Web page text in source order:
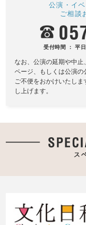
公演・イ
ご相談
受付時間 ： 平
なお、公演の延期や中止
ページ、もしくは公演の
ご不便をおかけいたし
し上げます。